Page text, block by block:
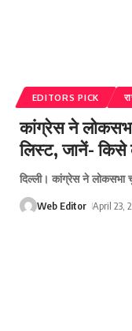
EDITORS PICK
कांग्रेस ने
लिस्ट, जानें- किसे
दिल्ली। कांग्रेस ने लोकसभा
Web Editor April 23,